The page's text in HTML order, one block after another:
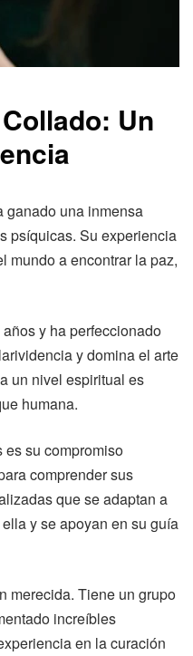
Un
ganado una inmensa
psíquicas. Su experiencia
mundo a encontrar la paz,
y ha perfeccionado
y domina el arte
un nivel espiritual es
humana.
es su compromiso
comprender sus
que se adaptan a
y se apoyan en su guía
merecida. Tiene un grupo
increíbles
en la curación